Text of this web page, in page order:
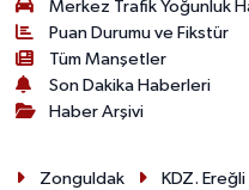
Merkez Trafik Yoğunluk
Puan Durumu ve Fikstür
Tüm Manşetler
Son Dakika Haberleri
Haber Arşivi
Zonguldak KDZ. Ereğli